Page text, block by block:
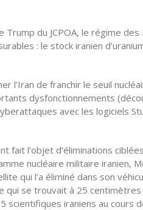
du JCPOA, le régime
: le stock iranien
l’Iran de franchir le seuil
dysfonctionnements
avec les logiciels
l’objet d’éliminations
nucléaire militaire iranien,
qui l’a éliminé dans son
se trouvait à 25 centimètres
scientifiques iraniens au cours